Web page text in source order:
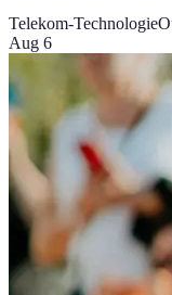
Telekom-Technologie
Aug 6